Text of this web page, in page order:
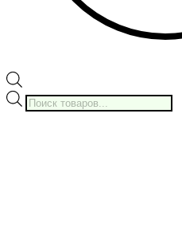
Поиск
товаров